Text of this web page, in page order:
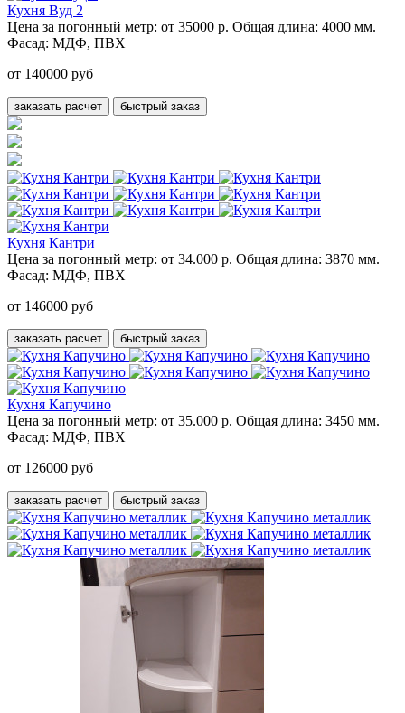
Кухня Вуд 2
Цена за погонный метр: от 35000 р. Общая длина: 4000 мм.
Фасад: МДФ, ПВХ
от 140000 руб
заказать расчет быстрый заказ
Кухня Кантри
Цена за погонный метр: от 34.000 р. Общая длина: 3870 мм.
Фасад: МДФ, ПВХ
от 146000 руб
заказать расчет быстрый заказ
Кухня Капучино
Цена за погонный метр: от 35.000 р. Общая длина: 3450 мм.
Фасад: МДФ, ПВХ
от 126000 руб
заказать расчет быстрый заказ